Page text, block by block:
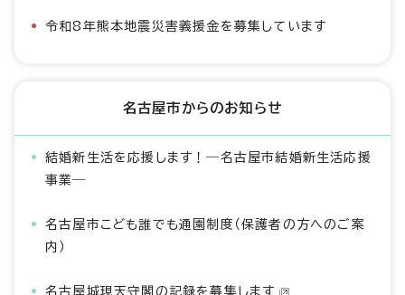
令和8年熊本地震災害義援金を募集しています
名古屋市からのお知らせ
結婚新生活を応援します！―名古屋市結婚新生活応援
事業―
名古屋市こども誰でも通園制度（保護者の方へのご案
内）
名古屋城現天守閣の記録を募集します